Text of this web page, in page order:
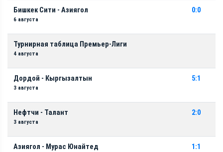
Бишкек Сити - Азиягол
6 августа
0:0
Турнирная таблица Премьер-Лиги
4 августа
Дордой - Кыргызалтын
3 августа
5:1
Нефтчи - Талант
3 августа
2:0
Азиягол - Мурас Юнайтед 1:1